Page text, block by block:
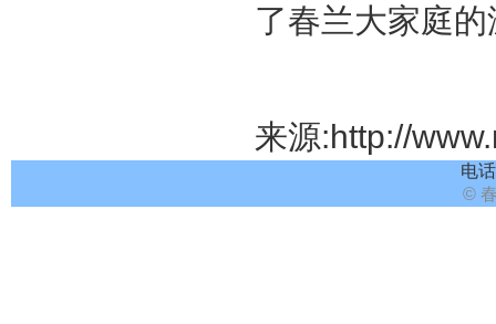
了春兰大家庭
来源:http://
电
©